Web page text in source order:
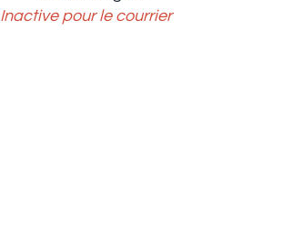
Inactive pour le courrier